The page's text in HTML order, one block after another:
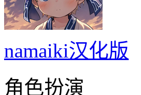
namaiki汉化版
角色扮演